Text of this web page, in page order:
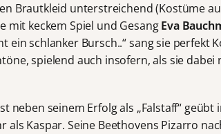
Brautkleid unterstreichend (Kostüme
mit keckem Spiel und GesangEva
ein schlanker Bursch..“ sang sie
spielend auch insofern, als sie
neben seinem Erfolg als „Falstaff“
als Kaspar. Seine Beethovens Pizarro